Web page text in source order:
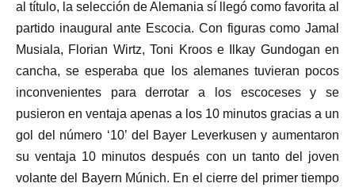
al título, la selección de Alemania sí llegó como favorita al
partido inaugural ante Escocia. Con figuras como Jamal
Musiala, Florian Wirtz, Toni Kroos e Ilkay Gundogan en
cancha, se esperaba que los alemanes tuvieran pocos
inconvenientes para derrotar a los escoceses y se
pusieron en ventaja apenas a los 10 minutos gracias a un
gol del número ‘10’ del Bayer Leverkusen y aumentaron
su ventaja 10 minutos después con un tanto del joven
volante del Bayern Múnich. En el cierre del primer tiempo